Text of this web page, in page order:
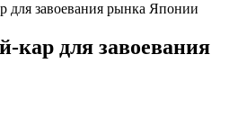
для завоевания рынка Японии
кар для завоевания